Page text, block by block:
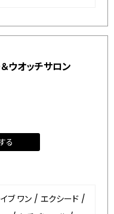
オッチサロン
る
ブ ワン / エクシード /